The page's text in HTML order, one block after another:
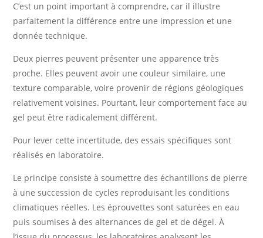
C’est un point important à comprendre, car il illustre
parfaitement la différence entre une impression et une
donnée technique.
Deux pierres peuvent présenter une apparence très
proche. Elles peuvent avoir une couleur similaire, une
texture comparable, voire provenir de régions géologiques
relativement voisines. Pourtant, leur comportement face au
gel peut être radicalement différent.
Pour lever cette incertitude, des essais spécifiques sont
réalisés en laboratoire.
Le principe consiste à soumettre des échantillons de pierre
à une succession de cycles reproduisant les conditions
climatiques réelles. Les éprouvettes sont saturées en eau
puis soumises à des alternances de gel et de dégel. À